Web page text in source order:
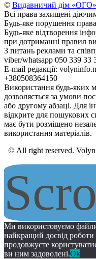
© Видавничий дім «ОГО»
Всі права захищені
Будь-яке порушення
Будь-яке відтворення
при дотриманні правил
З питань реклами та
viber/whatsapp 050 339 33
E-mail редакції:
+380508364150
Використання будь-яких
дозволяється за умови
або другому абзаці. Для
відкрите для пошукових
має бути розміщено
використання матеріалів.
© All right reserved.
Ми використовуємо
найкращий досвід
продовжуєте
ви ним задоволені.Ok